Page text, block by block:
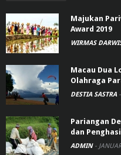
Majukan
Award 2019
WIRMAS
Macau Dua
Olahraga
DESTIA SASTRA -
Pariangan
dan
ADMIN -